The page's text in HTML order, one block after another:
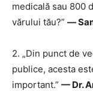
medicală sau 800
vărului tău?” ―
2. „Din punct de
publice, acesta
important.” — Dr.